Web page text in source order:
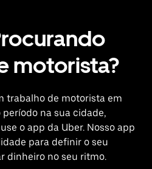
motorista?
trabalho de motorista em
na sua cidade,
o app da Uber. Nosso app
para definir o seu
dinheiro no seu ritmo.